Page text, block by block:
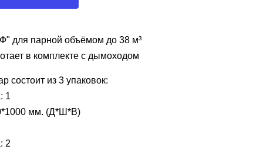
для парной объёмом до 38 м³
в комплекте с дымоходом
состоит из 3 упаковок:
1
мм. (Д*Ш*В)
2